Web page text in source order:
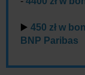
▶️ 450 zł w
BNP Paribas